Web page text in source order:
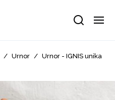
/ Urnor /
Urnor - IGNIS unika